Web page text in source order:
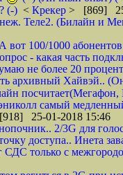
(-) < Крекер > [869]
Теле2. (Билайн и
вот 100/1000
- какая часть
не более 20
архивный Хайвэй..
самый
25-01-2018 15:46
2/3G для
доступа.. Инета
СДС только с